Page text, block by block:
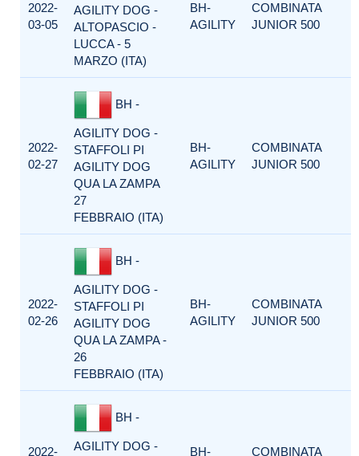
2022-
03-05
AGILITY DOG -
ALTOPASCIO -
LUCCA - 5
MARZO (ITA)
BH-
AGILITY
COMBINATA
JUNIOR 500
2022-
02-27
BH -
AGILITY DOG -
STAFFOLI PI
AGILITY DOG
QUA LA ZAMPA
27
FEBBRAIO (ITA)
BH-
AGILITY
COMBINATA
JUNIOR 500
2022-
02-26
BH -
AGILITY DOG -
STAFFOLI PI
AGILITY DOG
QUA LA ZAMPA -
26
FEBBRAIO (ITA)
BH-
AGILITY
COMBINATA
JUNIOR 500
2022-
BH -
AGILITY DOG - BH- COMBINATA